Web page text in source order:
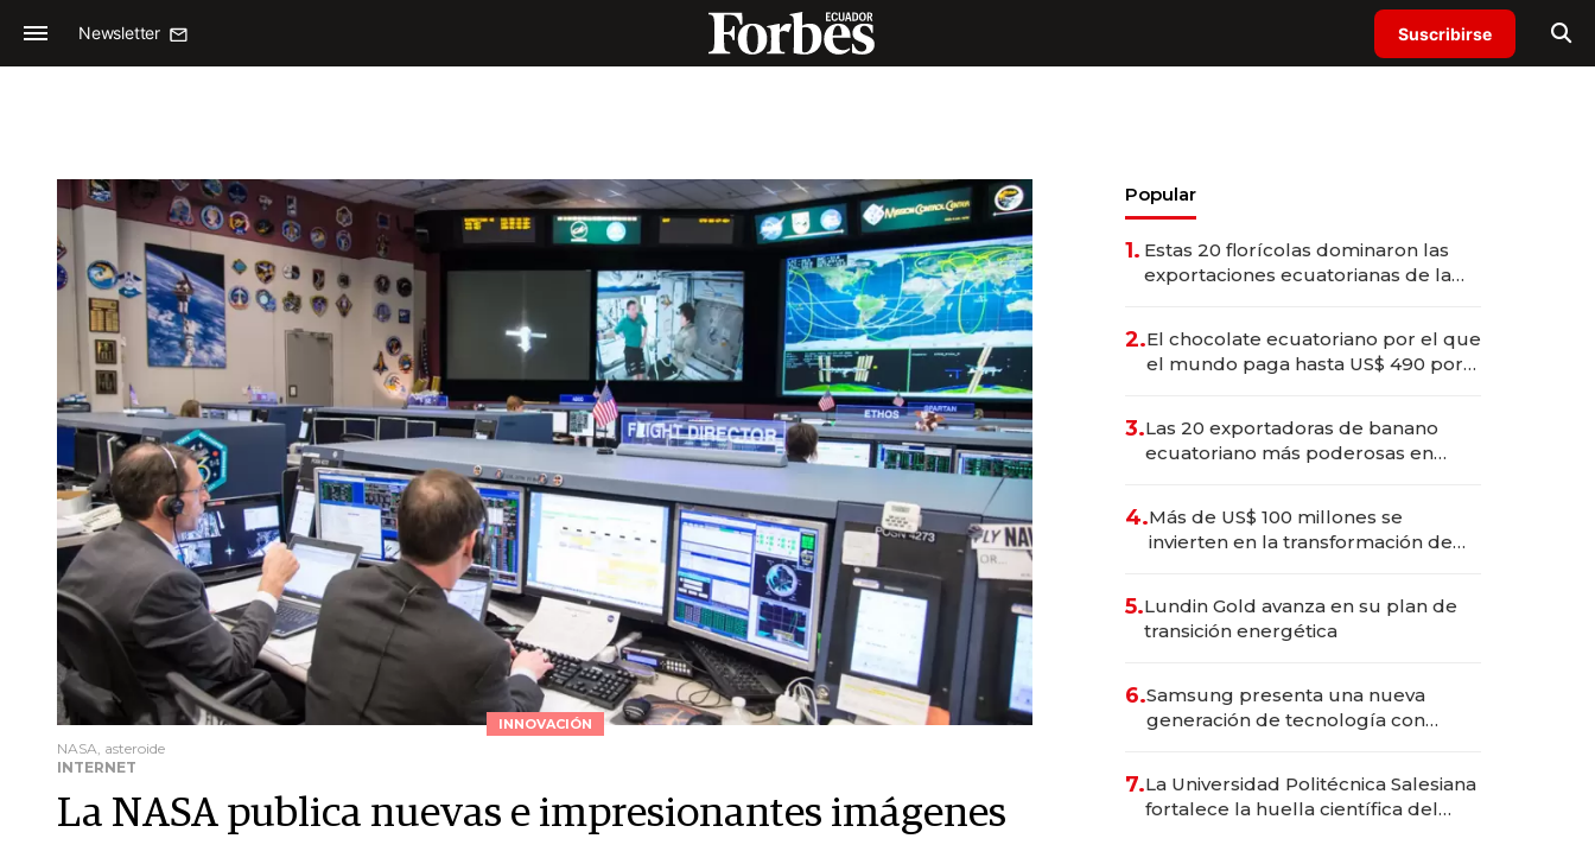
Newsletter Suscribirse
INNOVACIÓN
NASA, asteroide
INTERNET
La NASA publica nuevas e impresionantes imágenes
Popular
1. Estas 20 florícolas dominaron las
exportaciones ecuatorianas de la
2.El chocolate ecuatoriano por el que
el mundo paga hasta US$ 490 por
3.Las 20 exportadoras de banano
ecuatoriano más poderosas en
4.Más de US$ 100 millones se
invierten en la transformación de
5.Lundin Gold avanza en su plan de
transición energética
6.Samsung presenta una nueva
generación de tecnología con
7.La Universidad Politécnica Salesiana
fortalece la huella científica del